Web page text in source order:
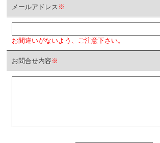
メールアドレス ※
お間違いがないよう、ご注意下さい。
お問合せ内容 ※